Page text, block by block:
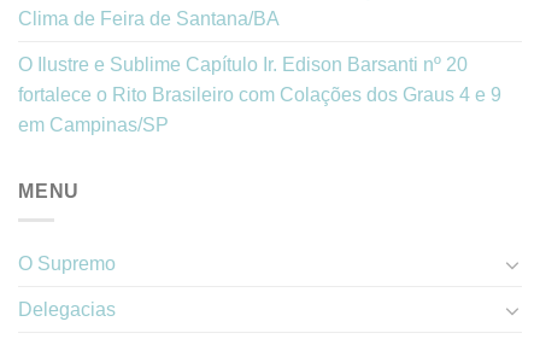
Clima de Feira de Santana/BA
O Ilustre e Sublime Capítulo Ir. Edison Barsanti nº 20
fortalece o Rito Brasileiro com Colações dos Graus 4 e 9
em Campinas/SP
MENU
O Supremo
Delegacias